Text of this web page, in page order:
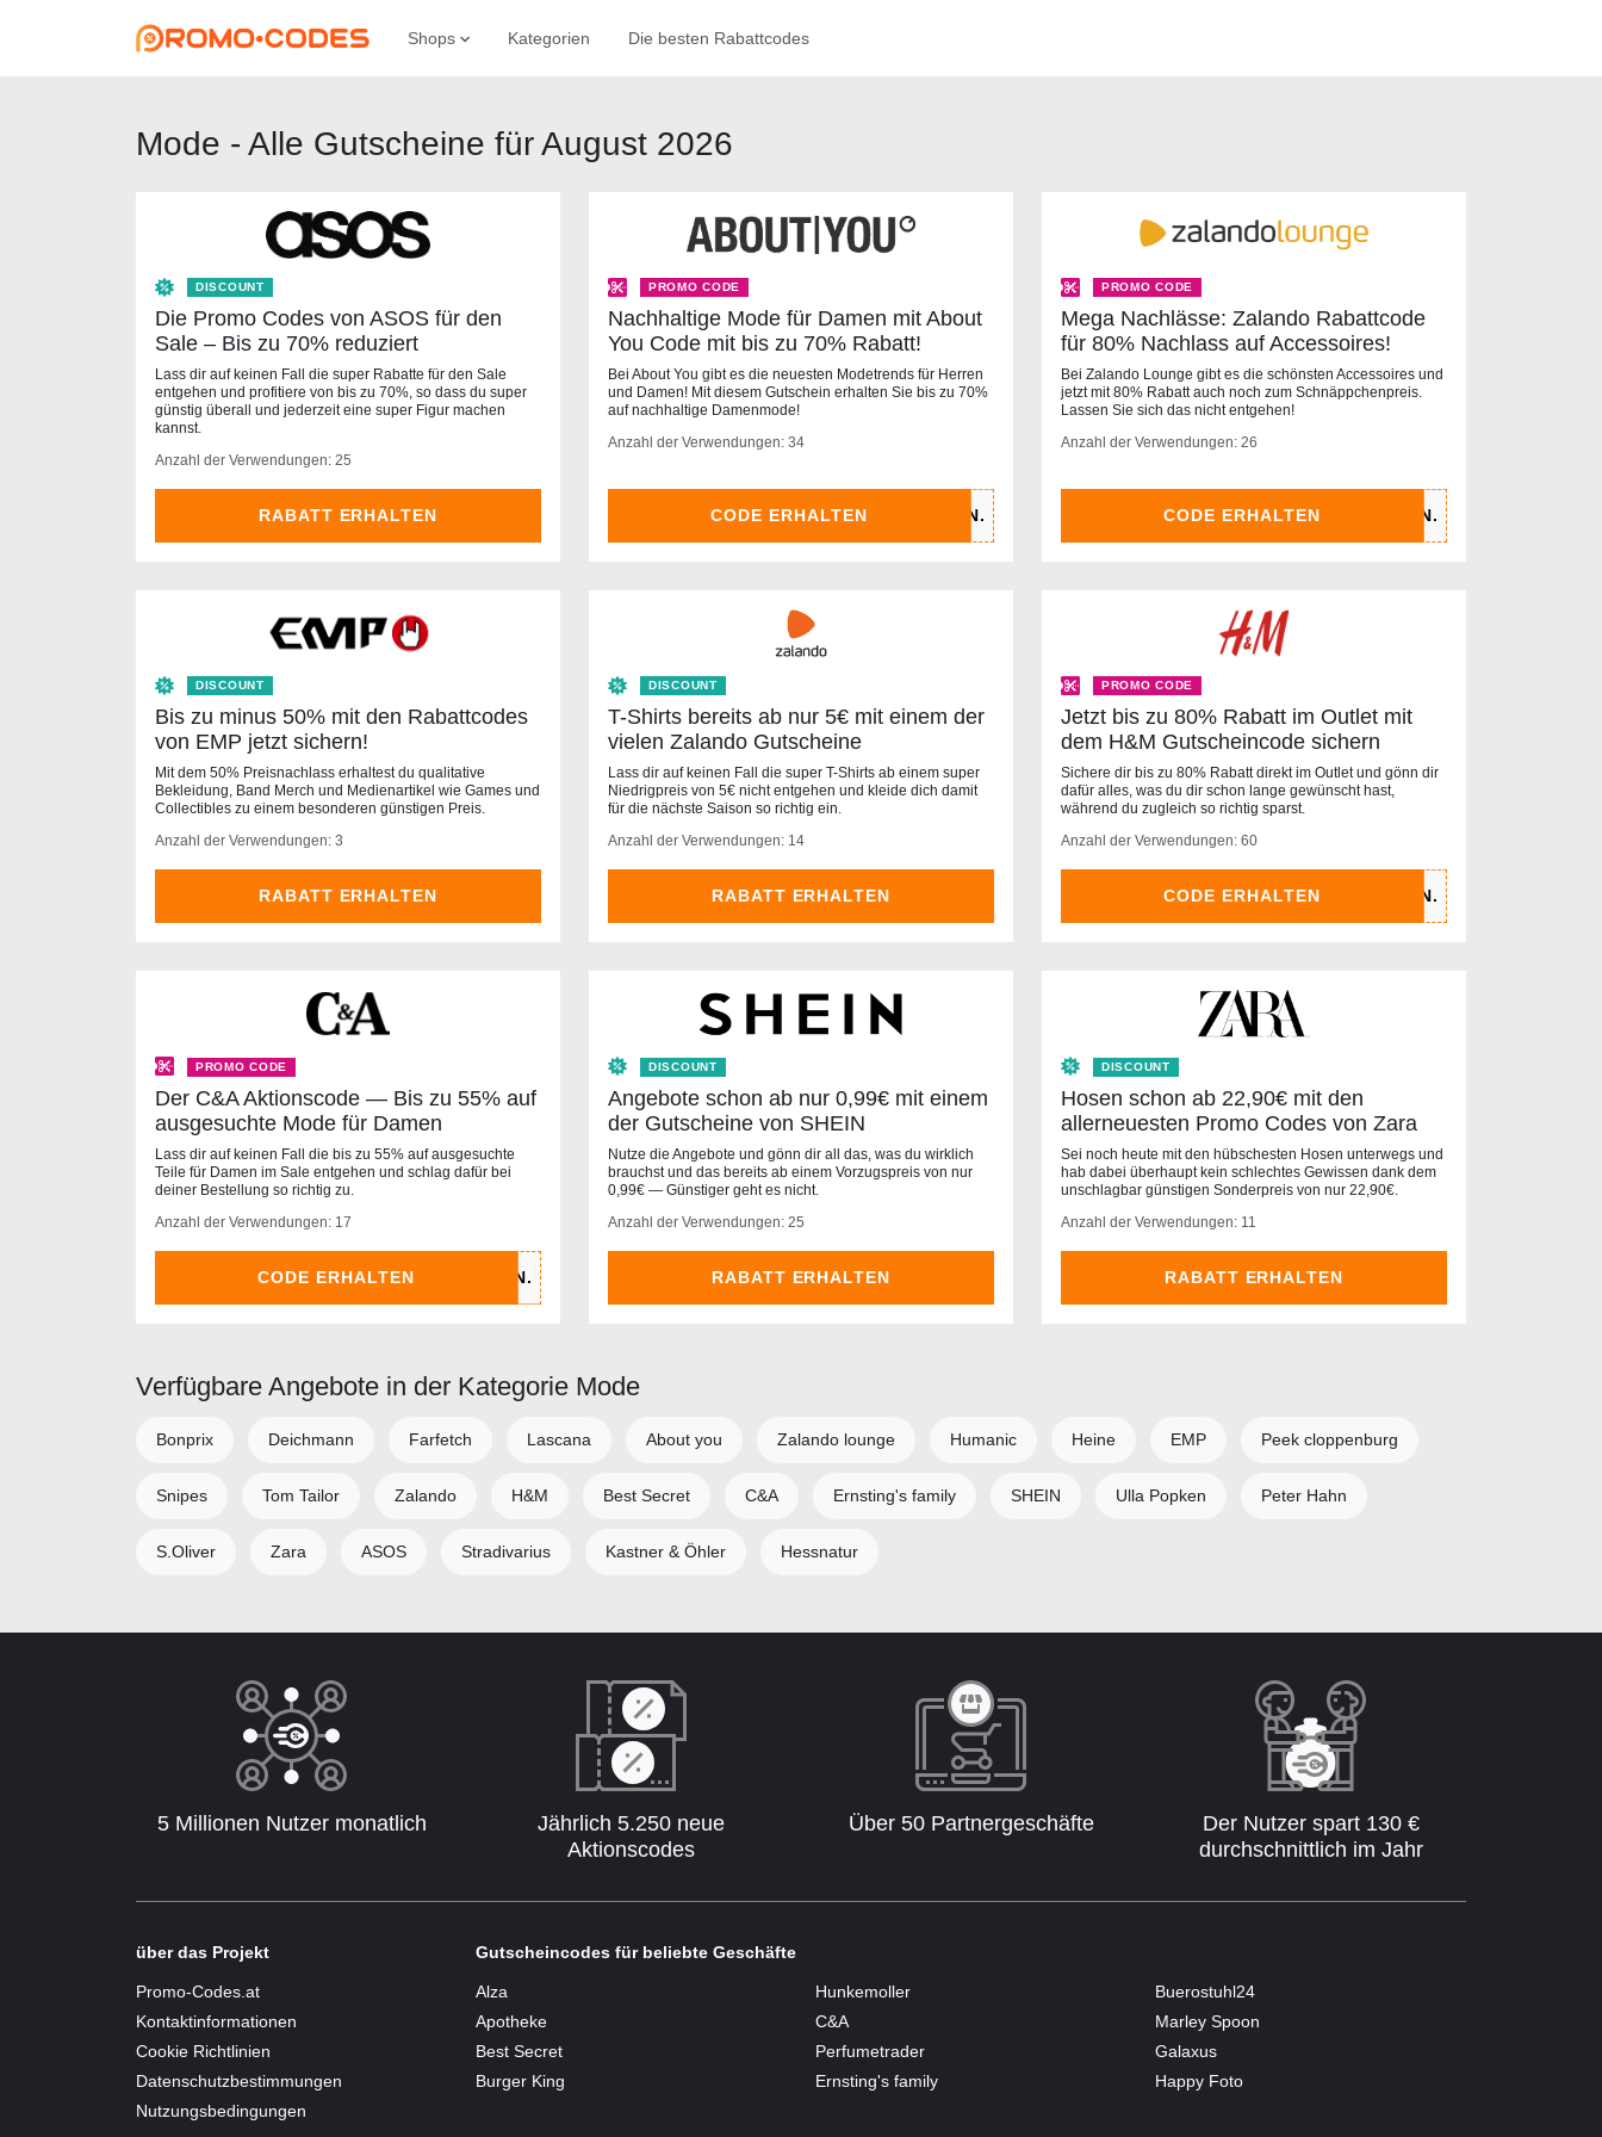
Shops Kategorien Die besten Rabattcodes
Mode - Alle Gutscheine für August 2026
DISCOUNT
Die Promo Codes von ASOS für den
Sale – Bis zu 70% reduziert
Lass dir auf keinen Fall die super Rabatte für den Sale
entgehen und profitiere von bis zu 70%, so dass du super
günstig überall und jederzeit eine super Figur machen
kannst.
Anzahl der Verwendungen: 25
RABATT ERHALTEN
PROMO CODE
Nachhaltige Mode für Damen mit About
You Code mit bis zu 70% Rabatt!
Bei About You gibt es die neuesten Modetrends für Herren
und Damen! Mit diesem Gutschein erhalten Sie bis zu 70%
auf nachhaltige Damenmode!
Anzahl der Verwendungen: 34
CODE ERHALTEN
PROMO CODE
Mega Nachlässe: Zalando Rabattcode
für 80% Nachlass auf Accessoires!
Bei Zalando Lounge gibt es die schönsten Accessoires und
jetzt mit 80% Rabatt auch noch zum Schnäppchenpreis.
Lassen Sie sich das nicht entgehen!
Anzahl der Verwendungen: 26
CODE ERHALTEN
DISCOUNT
Bis zu minus 50% mit den Rabattcodes
von EMP jetzt sichern!
Mit dem 50% Preisnachlass erhaltest du qualitative
Bekleidung, Band Merch und Medienartikel wie Games und
Collectibles zu einem besonderen günstigen Preis.
Anzahl der Verwendungen: 3
RABATT ERHALTEN
DISCOUNT
T-Shirts bereits ab nur 5€ mit einem der
vielen Zalando Gutscheine
Lass dir auf keinen Fall die super T-Shirts ab einem super
Niedrigpreis von 5€ nicht entgehen und kleide dich damit
für die nächste Saison so richtig ein.
Anzahl der Verwendungen: 14
RABATT ERHALTEN
PROMO CODE
Jetzt bis zu 80% Rabatt im Outlet mit
dem H&M Gutscheincode sichern
Sichere dir bis zu 80% Rabatt direkt im Outlet und gönn dir
dafür alles, was du dir schon lange gewünscht hast,
während du zugleich so richtig sparst.
Anzahl der Verwendungen: 60
CODE ERHALTEN
PROMO CODE
Der C&A Aktionscode — Bis zu 55% auf
ausgesuchte Mode für Damen
Lass dir auf keinen Fall die bis zu 55% auf ausgesuchte
Teile für Damen im Sale entgehen und schlag dafür bei
deiner Bestellung so richtig zu.
Anzahl der Verwendungen: 17
CODE ERHALTEN
DISCOUNT
Angebote schon ab nur 0,99€ mit einem
der Gutscheine von SHEIN
Nutze die Angebote und gönn dir all das, was du wirklich
brauchst und das bereits ab einem Vorzugspreis von nur
0,99€ — Günstiger geht es nicht.
Anzahl der Verwendungen: 25
RABATT ERHALTEN
DISCOUNT
Hosen schon ab 22,90€ mit den
allerneuesten Promo Codes von Zara
Sei noch heute mit den hübschesten Hosen unterwegs und
hab dabei überhaupt kein schlechtes Gewissen dank dem
unschlagbar günstigen Sonderpreis von nur 22,90€.
Anzahl der Verwendungen: 11
RABATT ERHALTEN
Verfügbare Angebote in der Kategorie Mode
Bonprix Deichmann Farfetch Lascana About you Zalando lounge Humanic Heine EMP Peek cloppenburg
Snipes Tom Tailor Zalando H&M Best Secret C&A Ernsting's family SHEIN Ulla Popken Peter Hahn
S.Oliver Zara ASOS Stradivarius Kastner & Öhler Hessnatur
5 Millionen Nutzer monatlich
Jährlich 5.250 neue
Aktionscodes
Über 50 Partnergeschäfte
Der Nutzer spart 130 €
durchschnittlich im Jahr
über das Projekt
Promo-Codes.at
Kontaktinformationen
Cookie Richtlinien
Datenschutzbestimmungen
Nutzungsbedingungen
Gutscheincodes für beliebte Geschäfte
Alza
Apotheke
Best Secret
Burger King
Hunkemoller
C&A
Perfumetrader
Ernsting's family
Buerostuhl24
Marley Spoon
Galaxus
Happy Foto